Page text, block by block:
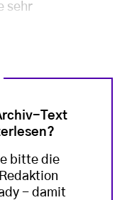
sehr
Text
bitte die
- damit